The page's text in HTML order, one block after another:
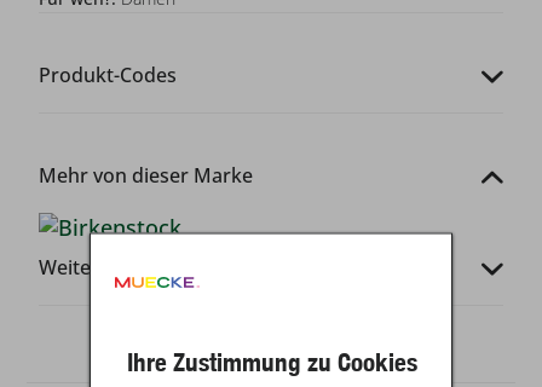
Produkt-Codes
Mehr von dieser Marke
Weitere Infos
Ihre Zustimmung zu Cookies